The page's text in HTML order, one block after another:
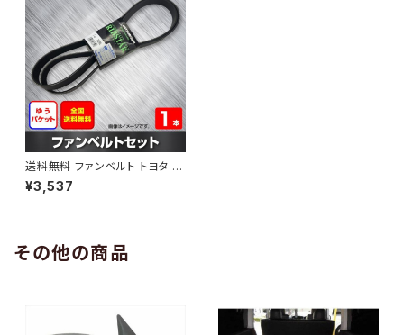
送料無料 ファンベルト トヨタ カ
ローラルミオン 型式ZRE154N
H25.01～ （国内トップメーカ
¥3,537
その他の商品